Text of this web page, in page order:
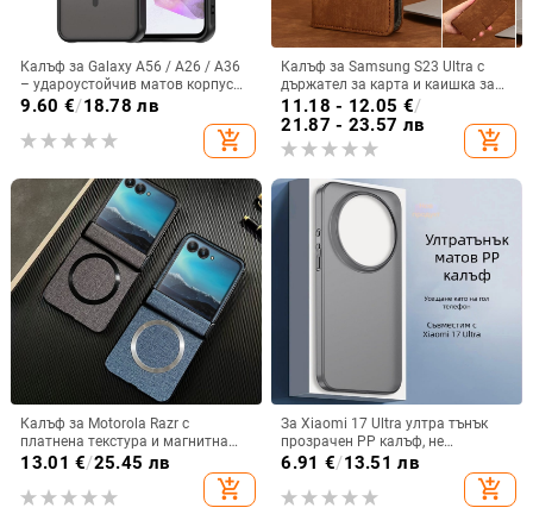
Калъф за Galaxy A56 / A26 / A36
– удароустойчив матов корпус
от PC+TPU с текстура на кожа
9.60 €/18.78 лв
add_shopping_cart
Калъф за Samsung S23 Ultra с
държател за карта и каишка за
през врата
11.18 - 12.05 €/
21.87 - 23.57 лв
add_shopping_cart
Калъф за Motorola Razr с
платнена текстура и магнитна
панта, флип
13.01 €/25.45 лв
add_shopping_cart
За Xiaomi 17 Ultra ултра тънък
прозрачен PP калъф, не
пожълтява, матиран финиш и
6.91 €/13.51 лв
add_shopping_cart